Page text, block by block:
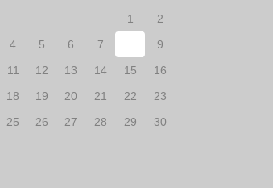
1
2
4 5 6 7
9
11 12 13 14 15
16
18 19 20 21 22
23
25 26 27 28 29
30